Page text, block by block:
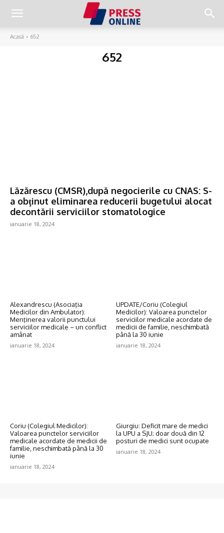
Acasă 652
652
Lăzărescu (CMSR),după negocierile cu CNAS: S-
a obţinut eliminarea reducerii bugetului alocat
decontării serviciilor stomatologice
ianuarie 18, 2024
Alexandrescu (Asociaţia
Medicilor din Ambulator):
Menţinerea valorii punctului
serviciilor medicale – un conflict
amânat
ianuarie 18, 2024
UPDATE/Coriu (Colegiul
Medicilor): Valoarea punctelor
serviciilor medicale acordate de
medicii de familie, neschimbată
până la 30 iunie
ianuarie 18, 2024
Coriu (Colegiul Medicilor):
Valoarea punctelor serviciilor
medicale acordate de medicii de
familie, neschimbată până la 30
iunie
ianuarie 18, 2024
Giurgiu: Deficit mare de medici
la UPU a SJU; doar două din 12
posturi de medici sunt ocupate
ianuarie 18, 2024